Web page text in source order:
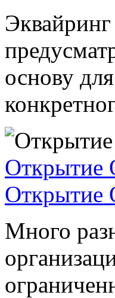
основу
Открытие
Открытие
Много